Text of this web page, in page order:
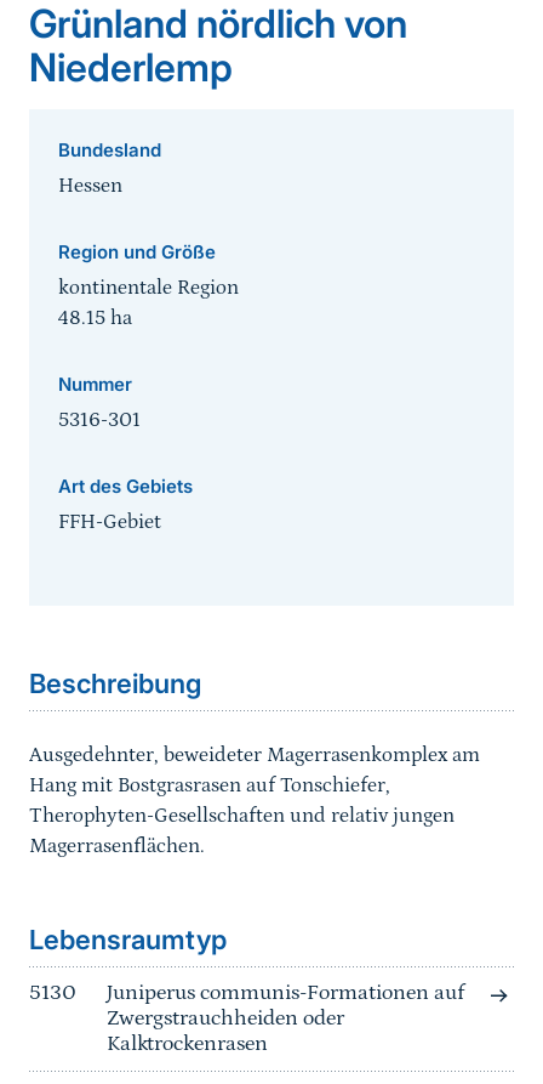
Grünland nördlich von
Niederlemp
Bundesland
Hessen
Region und Größe
kontinentale Region
48.15 ha
Nummer
5316-301
Art des Gebiets
FFH-Gebiet
Beschreibung
Ausgedehnter, beweideter Magerrasenkomplex am
Hang mit Bostgrasrasen auf Tonschiefer,
Therophyten-Gesellschaften und relativ jungen
Magerrasenflächen.
Lebensraumtyp
5130
Juniperus communis-Formationen auf
Zwergstrauchheiden oder
Kalktrockenrasen